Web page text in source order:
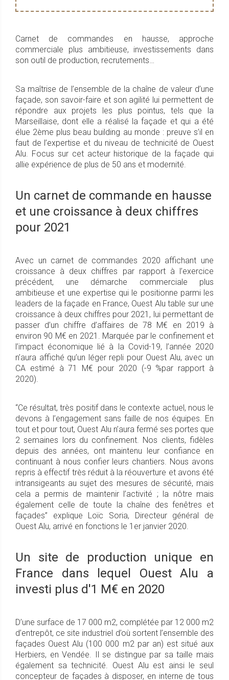
Carnet de commandes en hausse, approche
commerciale plus ambitieuse, investissements dans
son outil de production, recrutements…
Sa maîtrise de l’ensemble de la chaîne de valeur d’une
façade, son savoir-faire et son agilité lui permettent de
répondre aux projets les plus pointus, tels que la
Marseillaise, dont elle a réalisé la façade et qui a été
élue 2ème plus beau building au monde : preuve s’il en
faut de l’expertise et du niveau de technicité de Ouest
Alu. Focus sur cet acteur historique de la façade qui
allie expérience de plus de 50 ans et modernité.
Un carnet de commande en hausse
et une croissance à deux chiffres
pour 2021
Avec un carnet de commandes 2020 affichant une
croissance à deux chiffres par rapport à l’exercice
précédent, une démarche commerciale plus
ambitieuse et une expertise qui le positionne parmi les
leaders de la façade en France, Ouest Alu table sur une
croissance à deux chiffres pour 2021, lui permettant de
passer d’un chiffre d’affaires de 78 M€ en 2019 à
environ 90 M€ en 2021. Marquée par le confinement et
l’impact économique lié à la Covid-19, l’année 2020
n’aura affiché qu’un léger repli pour Ouest Alu, avec un
CA estimé à 71 M€ pour 2020 (-9 %par rapport à
2020).
“Ce résultat, très positif dans le contexte actuel, nous le
devons à l’engagement sans faille de nos équipes. En
tout et pour tout, Ouest Alu n’aura fermé ses portes que
2 semaines lors du confinement. Nos clients, fidèles
depuis des années, ont maintenu leur confiance en
continuant à nous confier leurs chantiers. Nous avons
repris à effectif très réduit à la réouverture et avons été
intransigeants au sujet des mesures de sécurité, mais
cela a permis de maintenir l’activité ; la nôtre mais
également celle de toute la chaîne des fenêtres et
façades” explique Loïc Soria, Directeur général de
Ouest Alu, arrivé en fonctions le 1er janvier 2020.
Un site de production unique en
France dans lequel Ouest Alu a
investi plus d'1 M€ en 2020
D’une surface de 17 000 m2, complétée par 12 000 m2
d’entrepôt, ce site industriel d’où sortent l’ensemble des
façades Ouest Alu (100 000 m2 par an) est situé aux
Herbiers, en Vendée. Il se distingue par sa taille mais
également sa technicité. Ouest Alu est ainsi le seul
concepteur de façades à disposer, en interne de tous